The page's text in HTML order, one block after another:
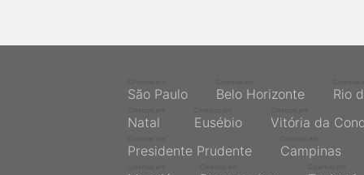
São Paulo Belo Horizonte Rio
Natal Eusébio Vitória da
Presidente Prudente Campinas